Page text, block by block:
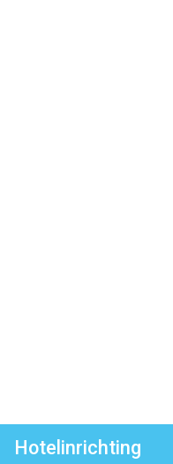
Hotelinrichting